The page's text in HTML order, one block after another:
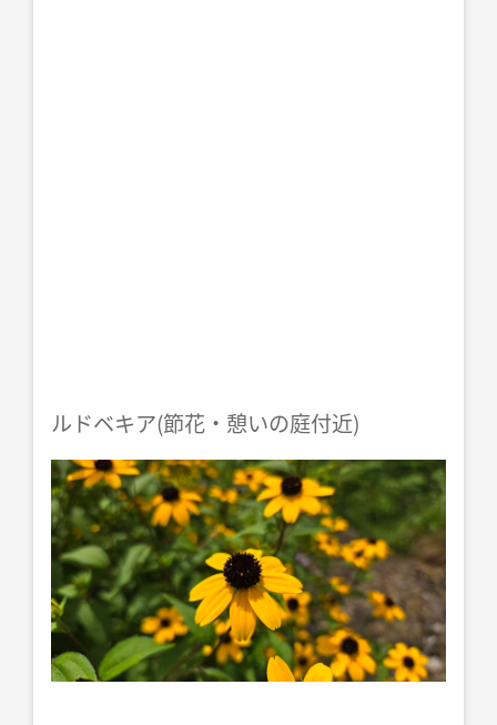
ルドベキア(節花・憩いの庭付近)